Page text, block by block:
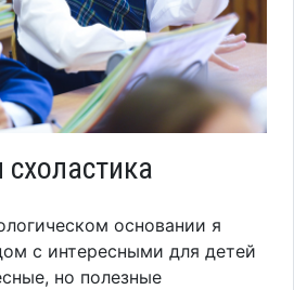
основании я
с интересными для детей
но полезные